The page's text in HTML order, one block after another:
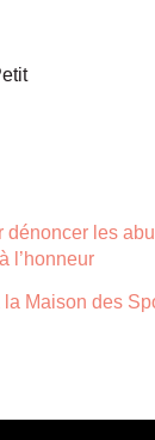
dénoncer les
l’honneur
Maison des